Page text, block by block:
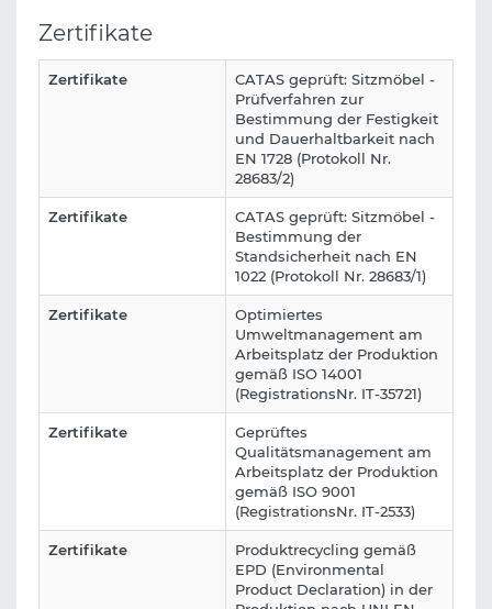
Zertifikate
Zertifikate
CATAS geprüft: Sitzmöbel -
Prüfverfahren zur
Bestimmung der Festigkeit
und Dauerhaltbarkeit nach
EN 1728 (Protokoll Nr.
28683/2)
Zertifikate
CATAS geprüft: Sitzmöbel -
Bestimmung der
Standsicherheit nach EN
1022 (Protokoll Nr. 28683/1)
Zertifikate
Optimiertes
Umweltmanagement am
Arbeitsplatz der Produktion
gemäß ISO 14001
(RegistrationsNr. IT-35721)
Zertifikate
Geprüftes
Qualitätsmanagement am
Arbeitsplatz der Produktion
gemäß ISO 9001
(RegistrationsNr. IT-2533)
Zertifikate
Produktrecycling gemäß
EPD (Environmental
Product Declaration) in der